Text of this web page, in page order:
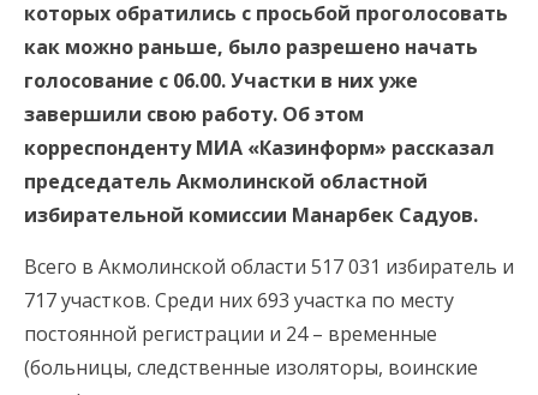
которых обратились с просьбой проголосовать
как можно раньше, было разрешено начать
голосование с 06.00. Участки в них уже
завершили свою работу. Об этом
корреспонденту МИА «Казинформ» рассказал
председатель Акмолинской областной
избирательной комиссии Манарбек Садуов.
Всего в Акмолинской области 517 031 избиратель и
717 участков. Среди них 693 участка по месту
постоянной регистрации и 24 – временные
(больницы, следственные изоляторы, воинские